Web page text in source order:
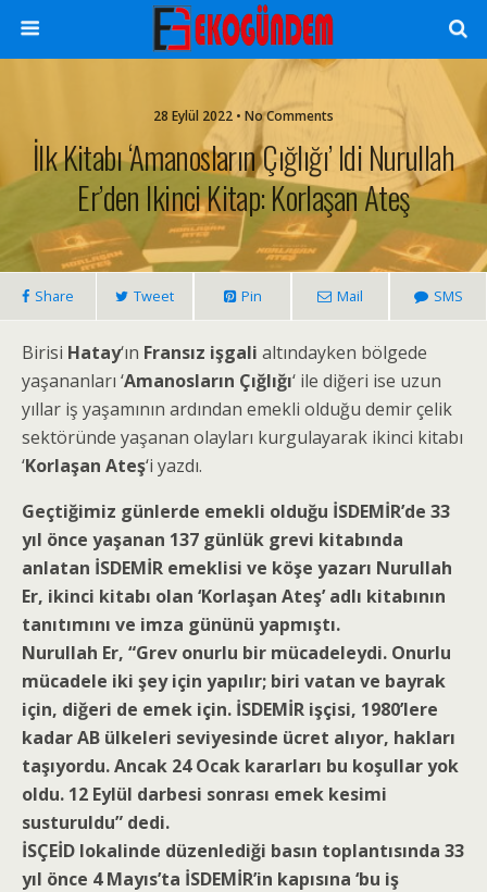
28 Eylül 2022 • No Comments
İlk Kitabı ‘Amanosların Çığlığı’ Idi Nurullah
Er’den Ikinci Kitap: Korlaşan Ateş
Share Tweet Pin Mail SMS
Birisi Hatay‘ın Fransız işgali altındayken bölgede
yaşananları ‘Amanosların Çığlığı‘ ile diğeri ise uzun
yıllar iş yaşamının ardından emekli olduğu demir çelik
sektöründe yaşanan olayları kurgulayarak ikinci kitabı
‘Korlaşan Ateş‘i yazdı.
Geçtiğimiz günlerde emekli olduğu İSDEMİR’de 33
yıl önce yaşanan 137 günlük grevi kitabında
anlatan İSDEMİR emeklisi ve köşe yazarı Nurullah
Er, ikinci kitabı olan ‘Korlaşan Ateş’ adlı kitabının
tanıtımını ve imza gününü yapmıştı.
Nurullah Er, “Grev onurlu bir mücadeleydi. Onurlu
mücadele iki şey için yapılır; biri vatan ve bayrak
için, diğeri de emek için. İSDEMİR işçisi, 1980’lere
kadar AB ülkeleri seviyesinde ücret alıyor, hakları
taşıyordu. Ancak 24 Ocak kararları bu koşullar yok
oldu. 12 Eylül darbesi sonrası emek kesimi
susturuldu” dedi.
İSÇEİD lokalinde düzenlediği basın toplantısında 33
yıl önce 4 Mayıs’ta İSDEMİR’in kapısına ‘bu iş